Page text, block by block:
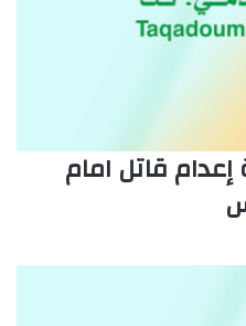
قاتل امام